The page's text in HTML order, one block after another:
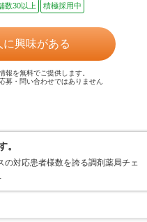
数30以上 積極採用中
に興味がある
報を無料でご提供します。
募・問い合わせではありません
。
対応患者様数を誇る調剤薬局チェ